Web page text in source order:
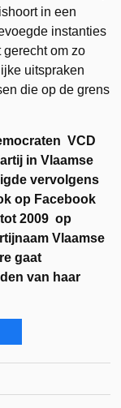
in een
instanties
gerecht om zo
uitspraken
die op de grens
VCD
in Vlaamse
vervolgens
op Facebook
2009 op
Vlaamse
gaat
van haar